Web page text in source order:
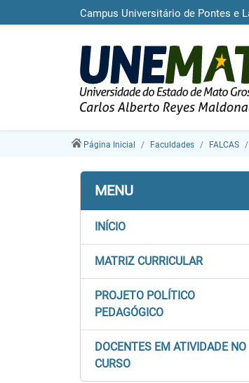
Campus Universitário de Pontes e
Página Inicial Faculdades FALCAS
MENU
INÍCIO
MATRIZ CURRICULAR
PROJETO POLÍTICO
PEDAGÓGICO
DOCENTES EM ATIVIDADE NO
CURSO